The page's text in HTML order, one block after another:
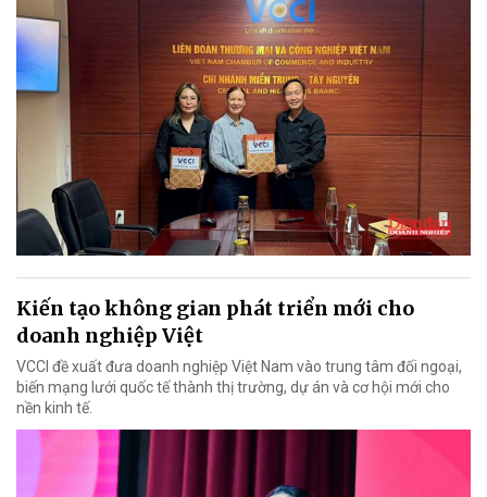
Kiến tạo không gian phát triển mới cho
doanh nghiệp Việt
VCCI đề xuất đưa doanh nghiệp Việt Nam vào trung tâm đối ngoại,
biến mạng lưới quốc tế thành thị trường, dự án và cơ hội mới cho
nền kinh tế.